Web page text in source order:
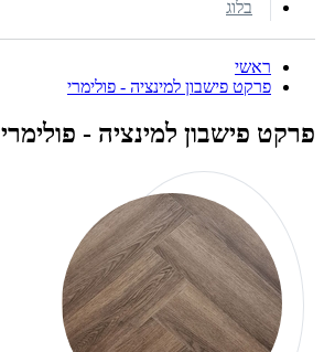
בלוג
ראשי
פרקט פישבון למינציה - פולימרי
פרקט פישבון למינציה - פולימרי